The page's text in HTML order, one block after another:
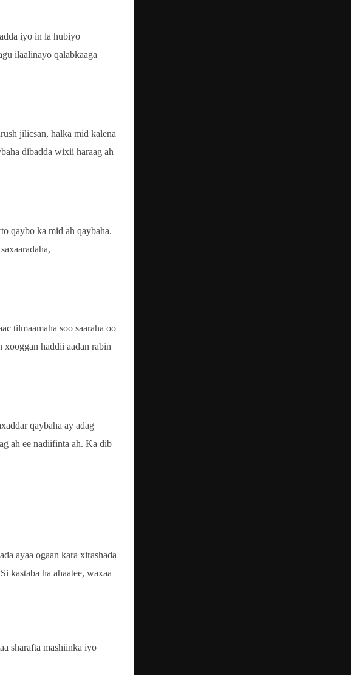
iyo in la hubiyo
ilaalinayo qalabkaaga
jilicsan, halka mid kalena
dibadda wixii haraag ah
qaybo ka mid ah qaybaha.
tilmaamaha soo saaraha oo
haddii aadan rabin
qaybaha ay adag
ah ee nadiifinta ah. Ka dib
ayaa ogaan kara xirashada
kastaba ha ahaatee, waxaa
sharafta mashiinka iyo